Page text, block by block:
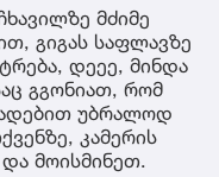
მძიმე
გიგას საფლავზე
დეეე, მინდა
გგონიათ, რომ
უბრალოდ
კამერის
მოისმინეთ.